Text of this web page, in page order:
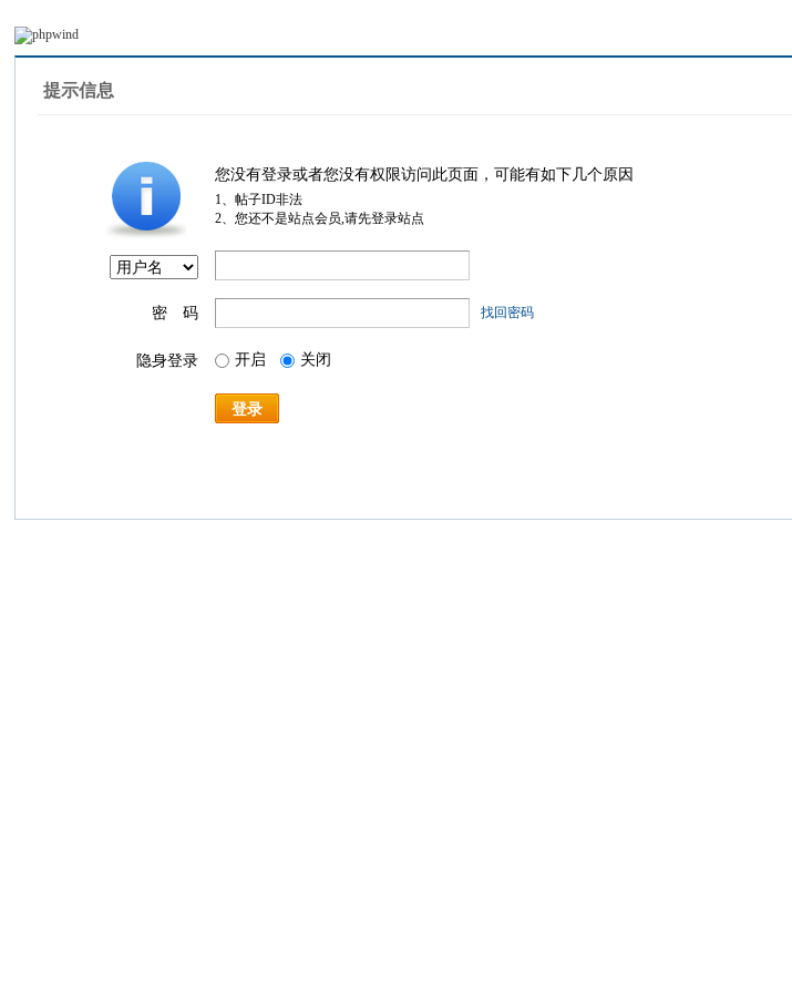
提示信息
您没有登录或者您没有权限访问此页面，可能有如下几个原因
1、帖子ID非法
2、您还不是站点会员,请先登录站点
密 码 找回密码
隐身登录 开启 关闭
登录